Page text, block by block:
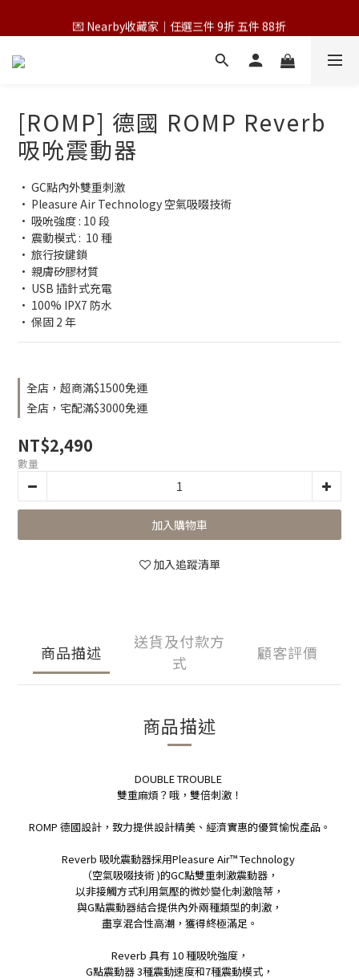
💌 Nearby收藏家｜任選三件 9折 五件 88折
💌 Nearby收藏家｜任選三件 9折 五件 88折
第一次跟 Nearby 一起過七夕｜任選三件 9折
💌 Nearby收藏家｜任選三件 9折 五件 88折
[ROMP] 德國 ROMP Reverb
吸吮震動器
• GC點內外雙重刺激
• Pleasure Air Technology 空氣吸啜技術
• 吸吮強度 : 10 段
• 震動模式 :  10 種
• 旅行按鍵鎖
• 親膚矽膠材質
• USB 插針式充電
• 100% IPX7 防水
• 保固 2 年
全店，超商滿$1500免運
全店，宅配滿$3000免運
NT$2,490
數量
加入購物車
加入追蹤清單
商品描述
送貨及付款方
式
顧客評價
商品描述
DOUBLE TROUBLE
雙重麻煩？哦，雙倍刺激！
ROMP 德國設計，致力提供設計精美、經濟實惠的優質愉悅產品。
Reverb 吸吮震動器採用Pleasure Air™ Technology
（空氣吸啜技術 )的GC點雙重刺激震動器，
以非接觸方式利用氣壓的微妙變化刺激陰蒂，
與G點震動器結合提供內外兩種類型的刺激，
盡享混合性高潮，獲得終極滿足。
Reverb 具有 10 種吸吮強度，
G點震動器 3種震動速度和7種震動模式，